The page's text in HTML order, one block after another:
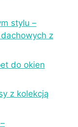
stylu –
z
do okien
z kolekcją